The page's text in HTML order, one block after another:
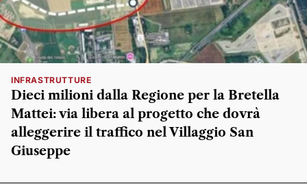
INFRASTRUTTURE
Dieci milioni dalla Regione per la Bretella
Mattei: via libera al progetto che dovrà
alleggerire il traffico nel Villaggio San
Giuseppe